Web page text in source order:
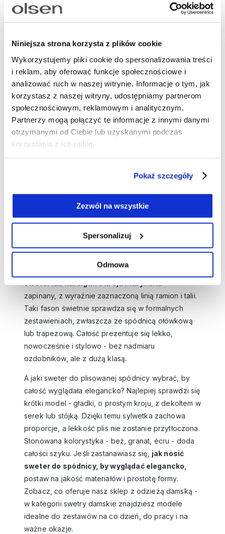
Niniejsza strona korzysta z plików cookie
Wykorzystujemy pliki cookie do spersonalizowania treści
i reklam, aby oferować funkcje społecznościowe i
analizować ruch w naszej witrynie. Informacje o tym, jak
korzystasz z naszej witryny, udostępniamy partnerom
społecznościowym, reklamowym i analitycznym.
Partnerzy mogą połączyć te informacje z innymi danymi
otrzymanymi od Ciebie lub uzyskanymi podczas
korzystania z ich usług.
Pokaż szczegóły
Zezwól na wszystkie
Spersonalizuj
Odmowa
wyglądać elegancko?
Elegancka stylizacja ze swetrem i spódnicą to
doskonały sposób na połączenie klasyki z
komfortem. Kluczem do sukcesu jest wybór
warto postawić na dopasowany
sweter lub kardigan o kroju marynarki-
zapinany, z wyraźnie zaznaczoną linią ramion i talii.
Taki fason świetnie sprawdza się w formalnych
zestawieniach, zwłaszcza ze spódnicą ołówkową
lub trapezową. Całość prezentuje się lekko,
nowocześnie i stylowo - bez nadmiaru
ozdobników, ale z dużą klasą.
A jaki sweter do plisowanej spódnicy wybrać, by
całość wyglądała elegancko? Najlepiej sprawdzi się
krótki model - gładki, o prostym kroju, z dekoltem w
serek lub stójką. Dzięki temu sylwetka zachowa
proporcje, a lekkość plis nie zostanie przytłoczona.
Stonowana kolorystyka - beż, granat, écru - doda
całości szyku. Jeśli zastanawiasz się, jak nosić
sweter do spódnicy, by wyglądać elegancko
postaw na jakość materiałów i prostotę formy.
Zobacz, co oferuje nasz sklep z odzieżą damską -
w kategorii swetry damskie znajdziesz modele
idealne do zestawów na co dzień, do pracy i na
ważne okazje.